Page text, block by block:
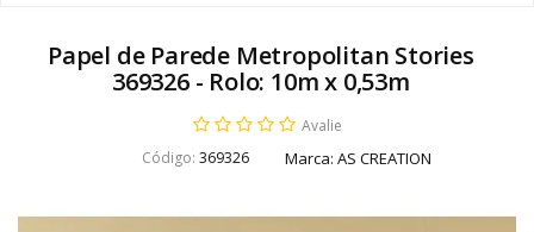
pioneira
em
venda
de
Papel de Parede Metropolitan Stories
369326 - Rolo: 10m x 0,53m
Avalie
Código: 369326 Marca: AS CREATION